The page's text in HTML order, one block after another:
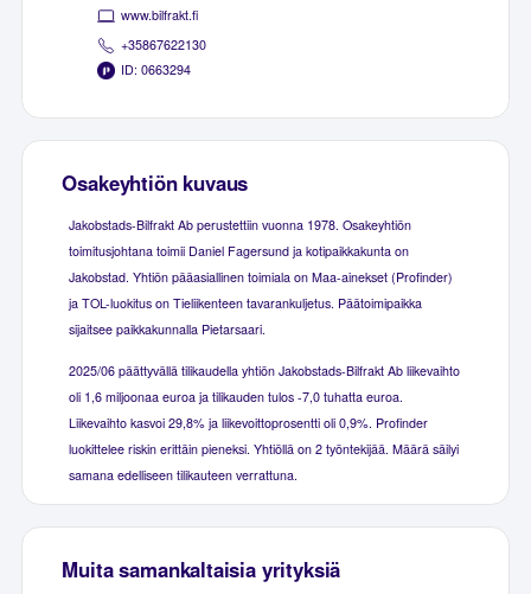
www.bilfrakt.fi
+35867622130
ID: 0663294
Osakeyhtiön kuvaus
Jakobstads-Bilfrakt Ab perustettiin vuonna 1978. Osakeyhtiön
toimitusjohtana toimii Daniel Fagersund ja kotipaikkakunta on
Jakobstad. Yhtiön pääasiallinen toimiala on Maa-ainekset (Profinder)
ja TOL-luokitus on Tieliikenteen tavarankuljetus. Päätoimipaikka
sijaitsee paikkakunnalla Pietarsaari.
2025/06 päättyvällä tilikaudella yhtiön Jakobstads-Bilfrakt Ab liikevaihto
oli 1,6 miljoonaa euroa ja tilikauden tulos -7,0 tuhatta euroa.
Liikevaihto kasvoi 29,8% ja liikevoittoprosentti oli 0,9%. Profinder
luokittelee riskin erittäin pieneksi. Yhtiöllä on 2 työntekijää. Määrä säilyi
samana edelliseen tilikauteen verrattuna.
Muita samankaltaisia yrityksiä